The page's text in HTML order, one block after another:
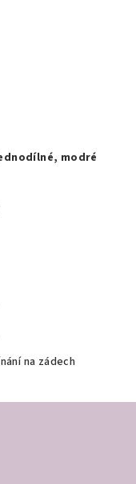
modré
na zádech